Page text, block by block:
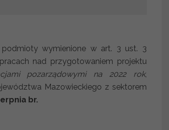
podmioty wymienione w art. 3 ust. 3
nad przygotowaniem projektu
pozarządowymi na 2022 rok,
Mazowieckiego z sektorem
br.